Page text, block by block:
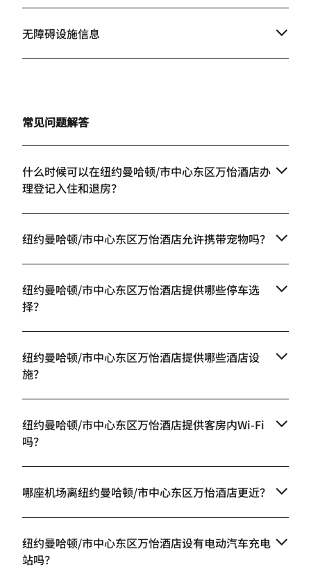
无障碍设施信息
常见问题解答
什么时候可以在纽约曼哈顿/市中心东区万怡酒店办
理登记入住和退房？
纽约曼哈顿/市中心东区万怡酒店允许携带宠物吗？
纽约曼哈顿/市中心东区万怡酒店提供哪些停车选
择？
纽约曼哈顿/市中心东区万怡酒店提供哪些酒店设
施？
纽约曼哈顿/市中心东区万怡酒店提供客房内Wi-Fi
吗？
哪座机场离纽约曼哈顿/市中心东区万怡酒店更近？
纽约曼哈顿/市中心东区万怡酒店设有电动汽车充电
站吗？